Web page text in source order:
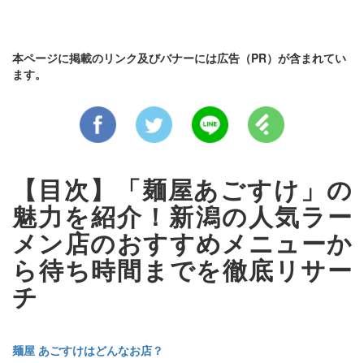
本ページに掲載のリンク及びバナーには広告（PR）が含まれてい
ます。
【目次】「麺屋あごすけ」の
魅力を紹介！新潟の人気ラー
メン店のおすすめメニューか
ら待ち時間までを徹底リサー
チ
​​麺屋 あごすけはどんなお店？